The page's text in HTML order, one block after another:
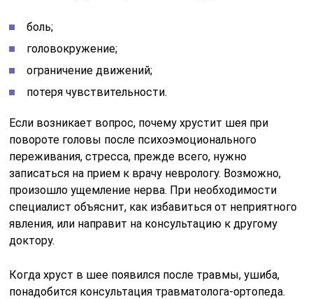
боль;
головокружение;
ограничение движений;
потеря чувствительности.
Если возникает вопрос, почему хрустит шея при
повороте головы после психоэмоционального
переживания, стресса, прежде всего, нужно
записаться на прием к врачу неврологу. Возможно,
произошло ущемление нерва. При необходимости
специалист объяснит, как избавиться от неприятного
явления, или направит на консультацию к другому
доктору.
Когда хруст в шее появился после травмы, ушиба,
понадобится консультация травматолога-ортопеда.